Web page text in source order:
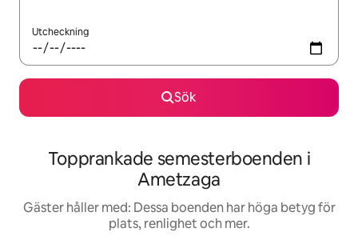
Utcheckning
Sök
Topprankade semesterboenden i
Ametzaga
Gäster håller med: Dessa boenden har höga betyg för
plats, renlighet och mer.